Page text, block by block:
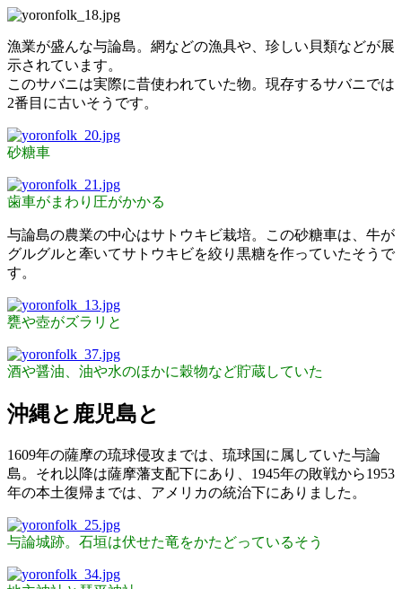
漁業が盛んな与論島。網などの漁具や、珍しい貝類などが展
示されています。
このサバニは実際に昔使われていた物。現存するサバニでは
2番目に古いそうです。
砂糖車
歯車がまわり圧がかかる
与論島の農業の中心はサトウキビ栽培。この砂糖車は、牛が
グルグルと牽いてサトウキビを絞り黒糖を作っていたそうで
す。
甕や壺がズラリと
酒や醤油、油や水のほかに穀物など貯蔵していた
沖縄と鹿児島と
1609年の薩摩の琉球侵攻までは、琉球国に属していた与論
島。それ以降は薩摩藩支配下にあり、1945年の敗戦から1953
年の本土復帰までは、アメリカの統治下にありました。
与論城跡。石垣は伏せた竜をかたどっているそう